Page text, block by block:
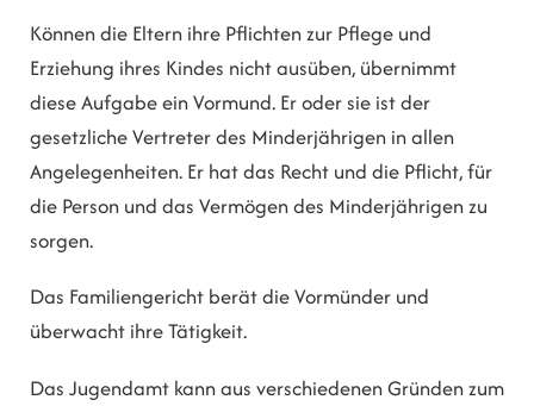
Können die Eltern ihre Pflichten zur Pflege und
Erziehung ihres Kindes nicht ausüben, übernimmt
diese Aufgabe ein Vormund. Er oder sie ist der
gesetzliche Vertreter des Minderjährigen in allen
Angelegenheiten. Er hat das Recht und die Pflicht, für
die Person und das Vermögen des Minderjährigen zu
sorgen.
Das Familiengericht berät die Vormünder und
überwacht ihre Tätigkeit.
Das Jugendamt kann aus verschiedenen Gründen zum